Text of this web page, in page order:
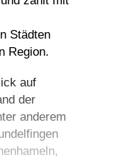
Städten
Region.
auf
der
anderem
,